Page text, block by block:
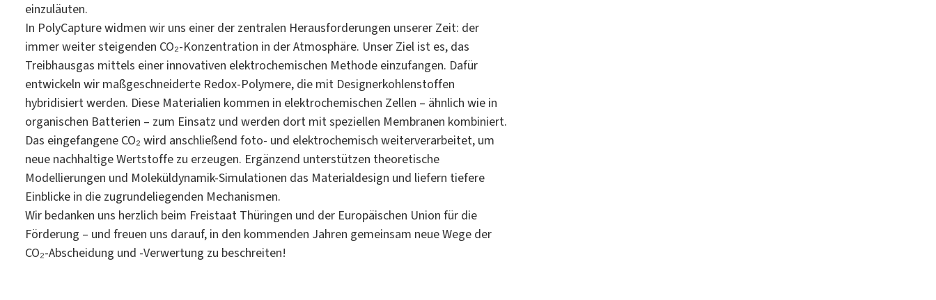
einzuläuten.
In PolyCapture widmen wir uns einer der zentralen Herausforderungen unserer Zeit: der
immer weiter steigenden CO₂-Konzentration in der Atmosphäre. Unser Ziel ist es, das
Treibhausgas mittels einer innovativen elektrochemischen Methode einzufangen. Dafür
entwickeln wir maßgeschneiderte Redox-Polymere, die mit Designerkohlenstoffen
hybridisiert werden. Diese Materialien kommen in elektrochemischen Zellen – ähnlich wie in
organischen Batterien – zum Einsatz und werden dort mit speziellen Membranen kombiniert.
Das eingefangene CO₂ wird anschließend foto- und elektrochemisch weiterverarbeitet, um
neue nachhaltige Wertstoffe zu erzeugen. Ergänzend unterstützen theoretische
Modellierungen und Moleküldynamik-Simulationen das Materialdesign und liefern tiefere
Einblicke in die zugrundeliegenden Mechanismen.
Wir bedanken uns herzlich beim Freistaat Thüringen und der Europäischen Union für die
Förderung – und freuen uns darauf, in den kommenden Jahren gemeinsam neue Wege der
CO₂-Abscheidung und -Verwertung zu beschreiten!